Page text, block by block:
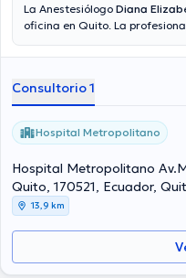
La Anestesiólogo Diana
oficina en Quito. La
Universidad Ces De Medellín
experiencia laboral en su área
destacados como miembro
Diana Elizabeth Chango
conferencias con el fin de
Consultorio 1
Hospital Metropolitano
Hospital Metropolitano
Quito, 170521, Ecuador,
13,9 km